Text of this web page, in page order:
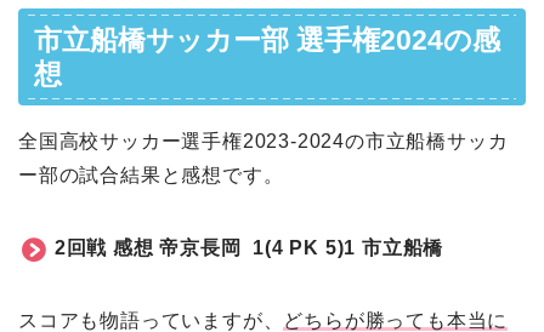
市立船橋サッカー部 選手権2024の感
想
全国高校サッカー選手権2023-2024の市立船橋サッカ
ー部の試合結果と感想です。
2回戦 感想帝京長岡 1(4 PK 5)1 市立船橋
スコアも物語っていますが、 どちらが勝っても本当に